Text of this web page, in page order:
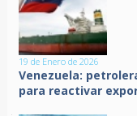
19 de Enero de 2026
Venezuela:
para reactivar